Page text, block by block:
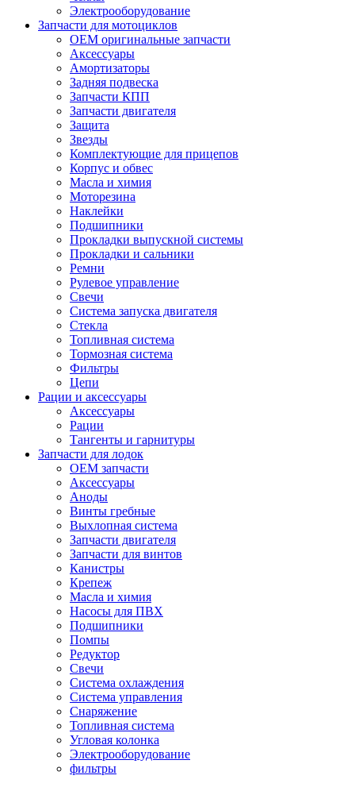
Электрооборудование
Запчасти для мотоциклов
OEM оригинальные запчасти
Аксессуары
Амортизаторы
Задняя подвеска
Запчасти КПП
Запчасти двигателя
Защита
Звезды
Комплектующие для прицепов
Корпус и обвес
Масла и химия
Моторезина
Наклейки
Подшипники
Прокладки выпускной системы
Прокладки и сальники
Ремни
Рулевое управление
Свечи
Система запуска двигателя
Стекла
Топливная система
Тормозная система
Фильтры
Цепи
Рации и аксессуары
Аксессуары
Рации
Тангенты и гарнитуры
Запчасти для лодок
OEM запчасти
Аксессуары
Аноды
Винты гребные
Выхлопная система
Запчасти двигателя
Запчасти для винтов
Канистры
Крепеж
Масла и химия
Насосы для ПВХ
Подшипники
Помпы
Редуктор
Свечи
Система охлаждения
Система управления
Снаряжение
Топливная система
Угловая колонка
Электрооборудование
фильтры